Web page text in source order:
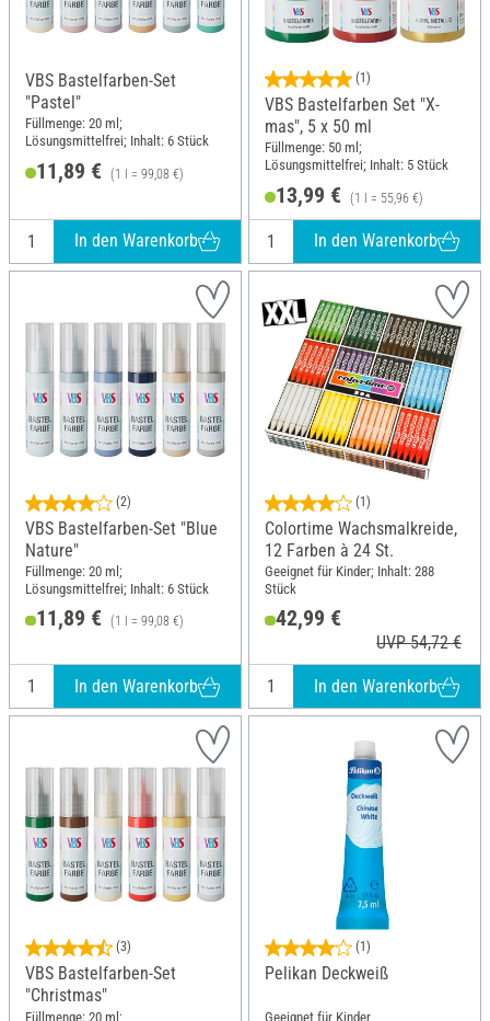
VBS Bastelfarben-Set
"Pastel"
Füllmenge: 20 ml;
Lösungsmittelfrei; Inhalt: 6 Stück
11,89 € (1 l = 99,08 €)
In den Warenkorb
(1)
VBS Bastelfarben Set "X-
mas", 5 x 50 ml
Füllmenge: 50 ml;
Lösungsmittelfrei; Inhalt: 5 Stück
13,99 € (1 l = 55,96 €)
In den Warenkorb
(2)
VBS Bastelfarben-Set "Blue
Nature"
Füllmenge: 20 ml;
Lösungsmittelfrei; Inhalt: 6 Stück
11,89 € (1 l = 99,08 €)
In den Warenkorb
(1)
Colortime Wachsmalkreide,
12 Farben à 24 St.
Geeignet für Kinder; Inhalt: 288
Stück
42,99 €
UVP 54,72 €
In den Warenkorb
(3)
VBS Bastelfarben-Set
"Christmas"
Füllmenge: 20 ml;
(1)
Pelikan Deckweiß
Geeignet für Kinder